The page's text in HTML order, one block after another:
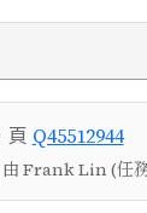
頁 Q45512944
由 Frank Lin (